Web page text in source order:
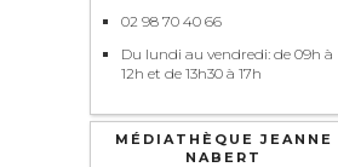
02 98 70 40 66
Du lundi au vendredi: de 09h à
12h et de 13h30 à 17h
MÉDIATHÈQUE JEANNE
NABERT